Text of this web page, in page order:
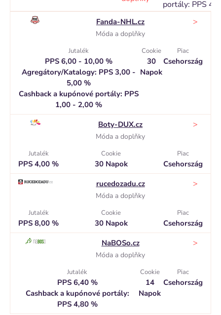
portály: PPS
Fanda-NHL.cz
Móda a doplňky
>
Jutalék
PPS 6,00 - 10,00 %
Agregátory/Katalogy: PPS 3,00 -
5,00 %
Cashback a kupónové portály: PPS
1,00 - 2,00 %
Cookie
30
Napok
Piac
Csehország
Boty-DUX.cz
Móda a doplňky
>
Jutalék
PPS 4,00 %
Cookie
30 Napok
Piac
Csehország
rucedozadu.cz
Móda a doplňky
>
Jutalék
PPS 8,00 %
Cookie
30 Napok
Piac
Csehország
NaBOSo.cz
Móda a doplňky
>
Jutalék
PPS 6,40 %
Cashback a kupónové portály:
PPS 4,80 %
Cookie
14
Napok
Piac
Csehország